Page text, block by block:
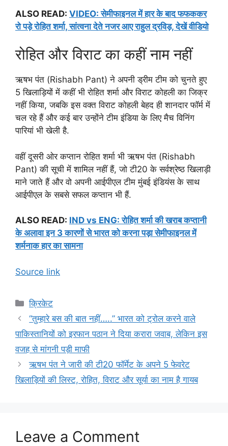
ALSO READ: VIDEO: सेमीफाइनल में हार के बाद फफककर
रो पड़े रोहित शर्मा, सांत्वना देते नजर आए राहुल द्रविड़, देखें वीडियो
रोहित और विराट का कहीं नाम नहीं
ऋषभ पंत (Rishabh Pant) ने अपनी ड्रीम टीम को चुनते हुए
5 खिलाड़ियों में कहीं भी रोहित शर्मा और विराट कोहली का जिक्र
नहीं किया, जबकि इस वक्त विराट कोहली बेहद ही शानदार फॉर्म में
चल रहे हैं और कई बार उन्होंने टीम इंडिया के लिए मैच विनिंग
पारियां भी खेली है.
वहीं दूसरी ओर कप्तान रोहित शर्मा भी ऋषभ पंत (Rishabh
Pant) की सूची में शामिल नहीं हैं, जो टी20 के सर्वश्रेष्ठ खिलाड़ी
माने जाते हैं और वो अपनी आईपीएल टीम मुंबई इंडियंस के साथ
आईपीएल के सबसे सफल कप्तान भी हैं.
ALSO READ: IND vs ENG: रोहित शर्मा की खराब कप्तानी
के अलावा इन 3 कारणों से भारत को करना पड़ा सेमीफाइनल में
शर्मनाक हार का सामना
Source link
Categories
क्रिकेट
“तुम्हारे बस की बात नहीं…..” भारत को ट्रोल करने वाले
पाकिस्तानियों को इरफान पठान ने दिया करारा जवाब, लेकिन इस
वजह से मांगनी पड़ी माफी
ऋषभ पंत ने जारी की टी20 फॉर्मेट के अपने 5 फेवरेट
खिलाड़ियों की लिस्ट, रोहित, विराट और सूर्या का नाम है गायब
Leave a Comment